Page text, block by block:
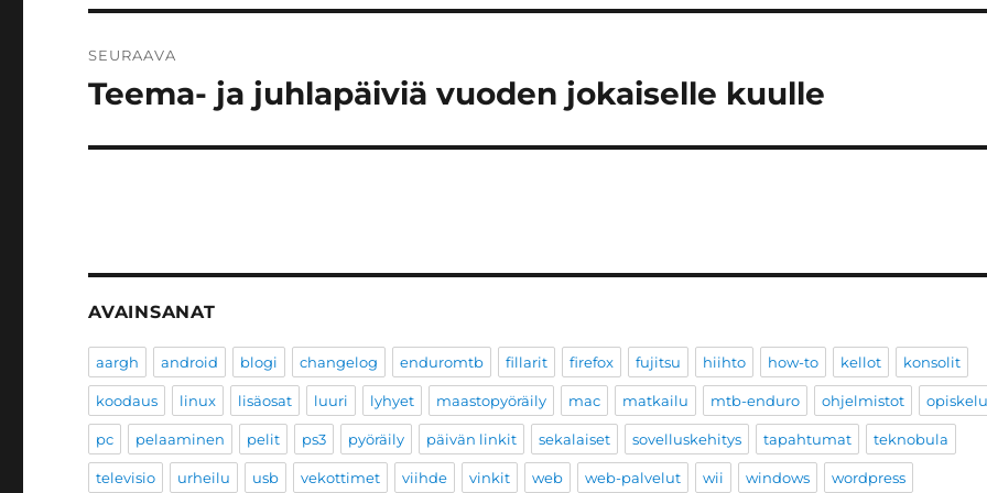
SEURAAVA
Seuraava
Teema- ja juhlapäiviä vuoden jokaiselle kuulle
AVAINSANAT
aargh android blogi changelog enduromtb fillarit firefox fujitsu hiihto how-to kellot konsolit
koodaus linux lisäosat luuri lyhyet maastopyöräily mac matkailu mtb-enduro ohjelmistot
pc pelaaminen pelit ps3 pyöräily päivän linkit sekalaiset sovelluskehitys tapahtumat teknobula
televisio urheilu usb vekottimet viihde vinkit web web-palvelut wii windows wordpress